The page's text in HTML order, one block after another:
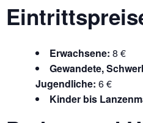
Erwachsene: 8 €
Gewandete,
Jugendliche: 6 €
Kinder bis